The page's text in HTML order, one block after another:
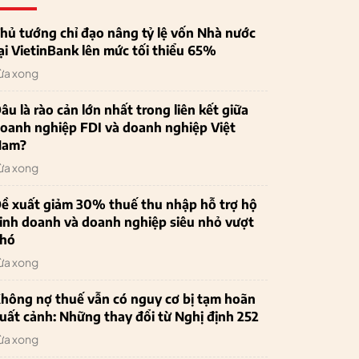
tướng chỉ đạo nâng tỷ lệ vốn Nhà nước
VietinBank lên mức tối thiểu 65%
xong
là rào cản lớn nhất trong liên kết giữa
nghiệp FDI và doanh nghiệp Việt
xong
xuất giảm 30% thuế thu nhập hỗ trợ hộ
doanh và doanh nghiệp siêu nhỏ vượt
xong
nợ thuế vẫn có nguy cơ bị tạm hoãn
cảnh: Những thay đổi từ Nghị định 252
xong